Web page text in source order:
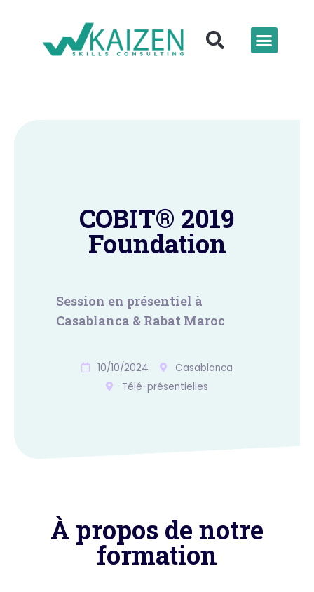
COBIT® 2019
Foundation
Session en présentiel à
Casablanca & Rabat Maroc
10/10/2024
Casablanca
Télé-présentielles
À propos de notre
formation